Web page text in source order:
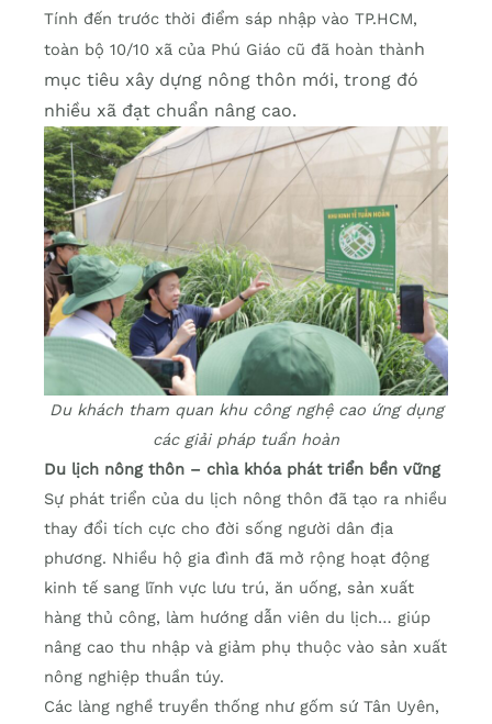
Tính đến trước thời điểm sáp nhập vào TP.HCM,
toàn bộ 10/10 xã của Phú Giáo cũ đã hoàn thành
mục tiêu xây dựng nông thôn mới, trong đó
nhiều xã đạt chuẩn nâng cao.
Du khách tham quan khu công nghệ cao ứng dụng
các giải pháp tuần hoàn
Du lịch nông thôn – chìa khóa phát triển bền vững
Sự phát triển của du lịch nông thôn đã tạo ra nhiều
thay đổi tích cực cho đời sống người dân địa
phương. Nhiều hộ gia đình đã mở rộng hoạt động
kinh tế sang lĩnh vực lưu trú, ăn uống, sản xuất
hàng thủ công, làm hướng dẫn viên du lịch… giúp
nâng cao thu nhập và giảm phụ thuộc vào sản xuất
nông nghiệp thuần túy.
Các làng nghề truyền thống như gốm sứ Tân Uyên,